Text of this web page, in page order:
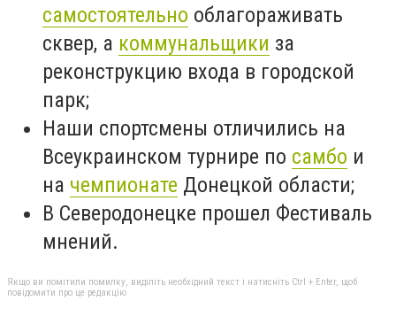
самостоятельно облагораживать
сквер, а коммунальщики за
реконструкцию входа в городской
парк;
Наши спортсмены отличились на
Всеукраинском турнире по самбо и
на чемпионате Донецкой области;
В Северодонецке прошел Фестиваль
мнений.
Якщо ви помітили помилку, виділіть необхідний текст і натисніть Ctrl + Enter, щоб
повідомити про це редакцію